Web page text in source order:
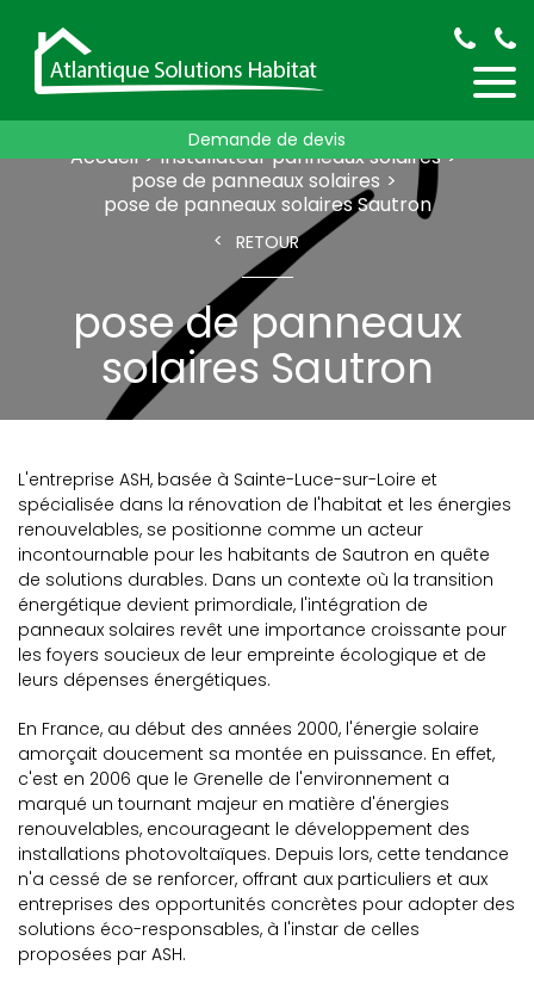
Demande de devis
Accueil
installateur panneaux solaires
pose de panneaux solaires
pose de panneaux solaires Sautron
RETOUR
pose de panneaux
solaires Sautron
L'entreprise ASH, basée à Sainte-Luce-sur-Loire et
spécialisée dans la rénovation de l'habitat et les énergies
renouvelables, se positionne comme un acteur
incontournable pour les habitants de Sautron en quête
de solutions durables. Dans un contexte où la transition
énergétique devient primordiale, l'intégration de
panneaux solaires revêt une importance croissante pour
les foyers soucieux de leur empreinte écologique et de
leurs dépenses énergétiques.
En France, au début des années 2000, l'énergie solaire
amorçait doucement sa montée en puissance. En effet,
c'est en 2006 que le Grenelle de l'environnement a
marqué un tournant majeur en matière d'énergies
renouvelables, encourageant le développement des
installations photovoltaïques. Depuis lors, cette tendance
n'a cessé de se renforcer, offrant aux particuliers et aux
entreprises des opportunités concrètes pour adopter des
solutions éco-responsables, à l'instar de celles
proposées par ASH.